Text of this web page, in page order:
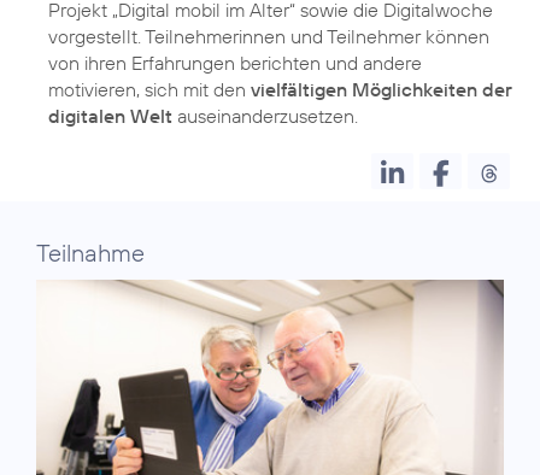
Projekt „Digital mobil im Alter“ sowie die Digitalwoche
vorgestellt. Teilnehmerinnen und Teilnehmer können
von ihren Erfahrungen berichten und andere
motivieren, sich mit den vielfältigen Möglichkeiten der
digitalen Welt auseinanderzusetzen.
Teilnahme